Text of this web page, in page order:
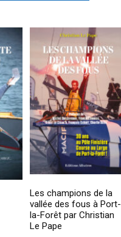
Les champions de la
vallée des fous à Port-
la-Forêt par Christian
Le Pape